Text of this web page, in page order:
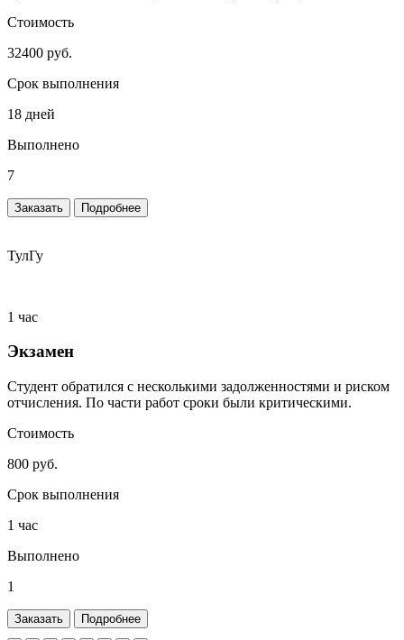
Стоимость
32400 руб.
Срок выполнения
18 дней
Выполнено
7
Заказать Подробнее
ТулГу
1 час
Экзамен
Студент обратился с несколькими задолженностями и риском
отчисления. По части работ сроки были критическими.
Стоимость
800 руб.
Срок выполнения
1 час
Выполнено
1
Заказать Подробнее